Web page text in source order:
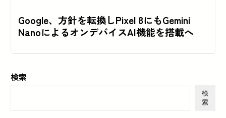
Google、方針を転換しPixel 8にもGemini
NanoによるオンデバイスAI機能を搭載へ
検索
検
索